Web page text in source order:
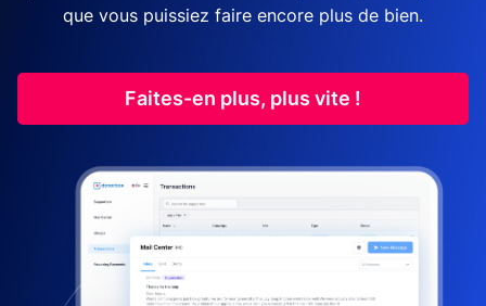
que vous puissiez faire encore plus de bien.
Faites-en plus, plus vite !